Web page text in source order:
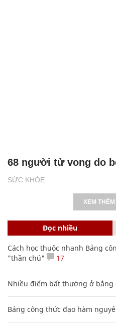
SỨC KHỎE
68 người tử vong do
XEM
Đọc nhiều
Cách học thuộc nhanh Bảng
"thần chú"
17
Nhiều điểm bất thường ở bằng
Bảng công thức đạo hàm